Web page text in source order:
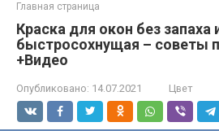
Главная страница
Краска для окон без запаха
быстросохнущая – советы
+Видео
Опубликовано: 14.07.2021 Цвет